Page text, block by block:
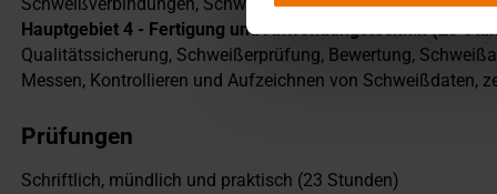
Hauptgebiet 4 - Fertigung und Anwendungstechnik (28
Qualitätssicherung, Schweißerprüfung, Bewertung,
Messen, Kontrollieren und Aufzeichnen von Schweißdaten,
Prüfungen
Schriftlich, mündlich und praktisch (23 Stunden)